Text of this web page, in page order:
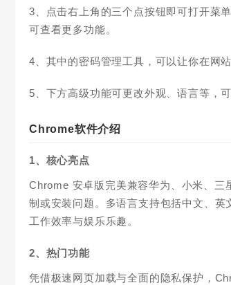
3、点击右上角的三个点按钮即可打开菜
可查看更多功能。
4、其中的密码管理工具，可以让你在网
5、下方高级功能可更改外观、语言等，
Chrome软件介绍
1、核心亮点
Chrome 安卓版完美兼容华为、小米、三
制或安装问题。多语言支持包括中文、
工作效率与娱乐乐趣。
2、热门功能
凭借极速网页加载与全面的隐私保护，